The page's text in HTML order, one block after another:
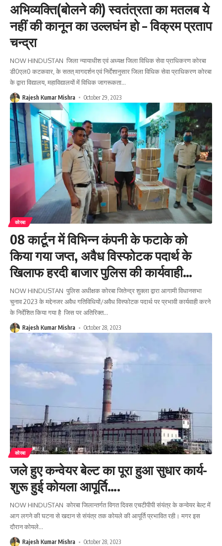
अभिव्यक्ति(बोलने की) स्वतंत्रता का मतलब ये
नहीं की कानून का उल्लघंन हो – विक्रम प्रताप
चन्द्रा
NOW HINDUSTAN जिला न्यायाधीश एवं अध्यक्ष जिला विधिक सेवा प्राधिकरण कोरबा
डी0एल0 कटकवार, के सतत् मागदर्शन एवं निर्देशानुसार जिला विधिक सेवा प्राधिकरण कोरबा
के द्वारा विद्यालय, महाविद्यालयों में विधिक जागरूकता…
Rajesh Kumar Mishra October 29, 2023
कोरबा
08 कार्टून में विभिन्न कंपनी के फटाके को
किया गया जप्त, अवैध विस्फोटक पदार्थ के
खिलाफ हरदी बाजार पुलिस की कार्यवाही…
NOW HINDUSTAN पुलिस अधीक्षक कोरबा जितेन्द्र शुक्ला द्वारा आगामी विधानसभा
चुनाव 2023 के मद्देनजर अवैध गतिविधियों/अवैध विस्फोटक पदार्थ पर प्रभावी कार्यवाही करने
के निर्देशित किया गया है जिस पर अतिरिक्त…
Rajesh Kumar Mishra October 28, 2023
कोरबा
जले हुए कन्वेयर बेल्ट का पूरा हुआ सुधार कार्य-
शुरू हुई कोयला आपूर्ति….
NOW HINDUSTAN कोरबा जिलान्तर्गत विगत दिवस एचटीपीपी संयंत्र के कन्वेयर बेल्ट में
आग लगने की घटना से खदान से संयंत्र तक कोयले की आपूर्ति प्रभावित रही। मगर इस
दौरान कोयले…
Rajesh Kumar Mishra October 28, 2023